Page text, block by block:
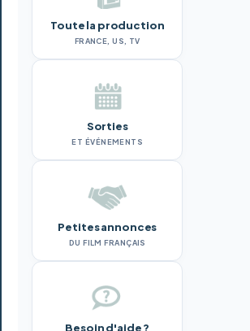
Toute la production
FRANCE, US, TV
Sorties
ET ÉVÉNEMENTS
Petites annonces
DU FILM FRANÇAIS
Besoin d'aide ?